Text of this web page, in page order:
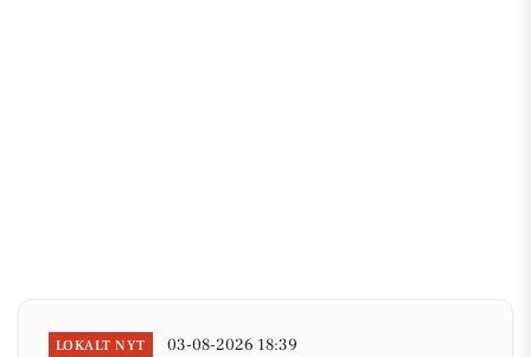
LOKALT NYT 03-08-2026 18:39